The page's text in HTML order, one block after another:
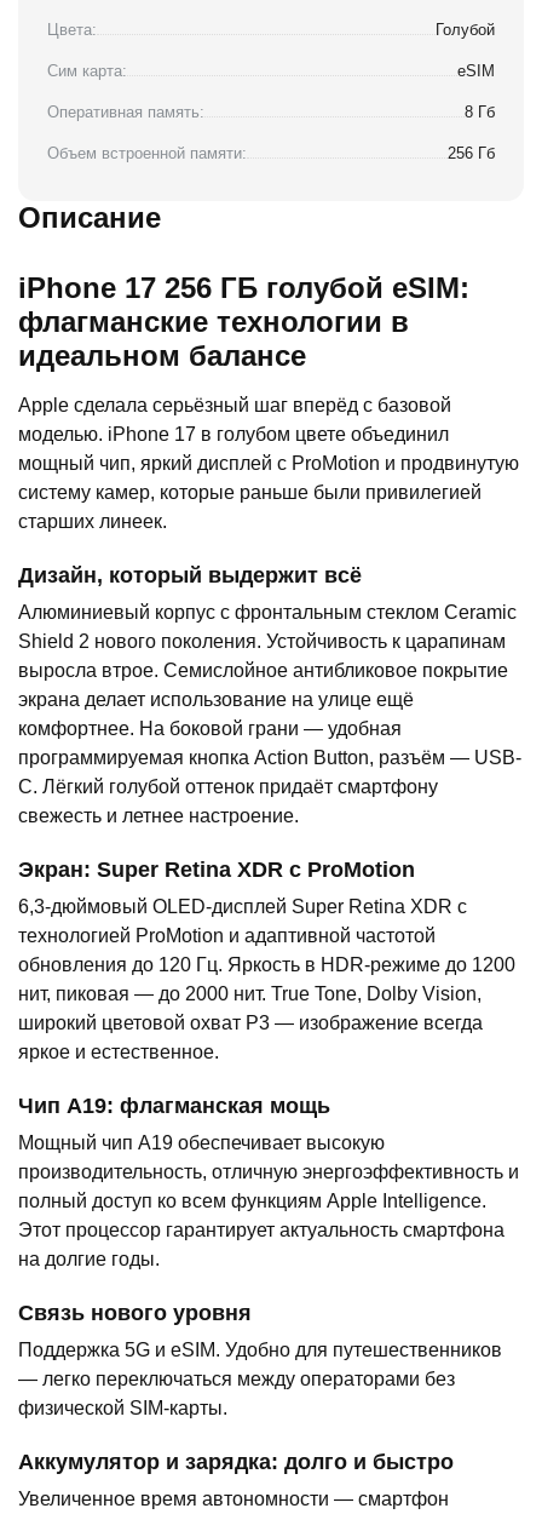
Цвета: Голубой
Сим карта: eSIM
Оперативная память: 8 Гб
Объем встроенной памяти: 256 Гб
Описание
iPhone 17 256 ГБ голубой eSIM:
флагманские технологии в
идеальном балансе
Apple сделала серьёзный шаг вперёд с базовой
моделью. iPhone 17 в голубом цвете объединил
мощный чип, яркий дисплей с ProMotion и продвинутую
систему камер, которые раньше были привилегией
старших линеек.
Дизайн, который выдержит всё
Алюминиевый корпус с фронтальным стеклом Ceramic
Shield 2 нового поколения. Устойчивость к царапинам
выросла втрое. Семислойное антибликовое покрытие
экрана делает использование на улице ещё
комфортнее. На боковой грани — удобная
программируемая кнопка Action Button, разъём — USB-
C. Лёгкий голубой оттенок придаёт смартфону
свежесть и летнее настроение.
Экран: Super Retina XDR с ProMotion
6,3-дюймовый OLED-дисплей Super Retina XDR с
технологией ProMotion и адаптивной частотой
обновления до 120 Гц. Яркость в HDR-режиме до 1200
нит, пиковая — до 2000 нит. True Tone, Dolby Vision,
широкий цветовой охват P3 — изображение всегда
яркое и естественное.
Чип A19: флагманская мощь
Мощный чип A19 обеспечивает высокую
производительность, отличную энергоэффективность и
полный доступ ко всем функциям Apple Intelligence.
Этот процессор гарантирует актуальность смартфона
на долгие годы.
Связь нового уровня
Поддержка 5G и eSIM. Удобно для путешественников
— легко переключаться между операторами без
физической SIM-карты.
Аккумулятор и зарядка: долго и быстро
Увеличенное время автономности — смартфон